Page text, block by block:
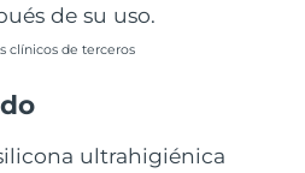
de su uso.
clínicos de terceros
ultrahigiénica
Entrega prevista